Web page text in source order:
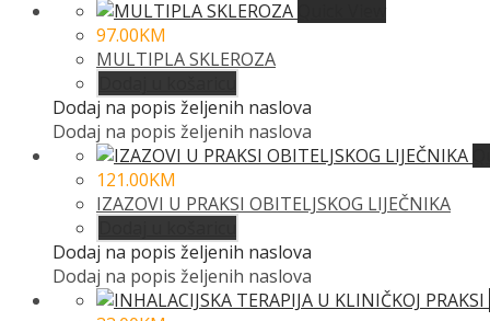
97.00KM
MULTIPLA SKLEROZA
Dodaj na popis željenih naslova
Dodaj na popis željenih naslova
121.00KM
IZAZOVI U PRAKSI OBITELJSKOG LIJEČNIKA
Dodaj na popis željenih naslova
Dodaj na popis željenih naslova